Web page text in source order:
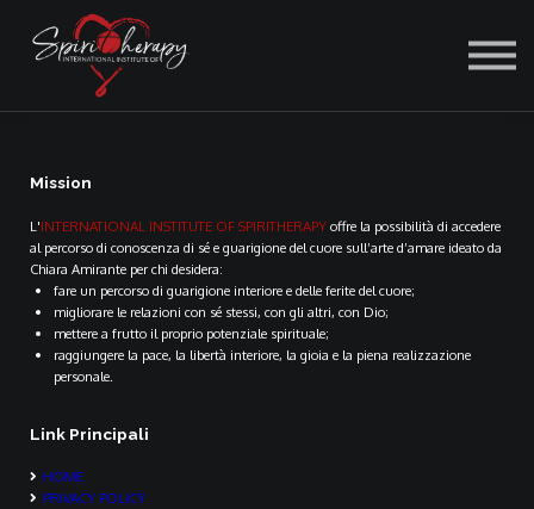
Mission
L'INTERNATIONAL INSTITUTE OF SPIRITHERAPY offre la possibilità di accedere
al percorso di conoscenza di sé e guarigione del cuore sull’arte d’amare ideato da
Chiara Amirante per chi desidera:
fare un percorso di guarigione interiore e delle ferite del cuore;
migliorare le relazioni con sé stessi, con gli altri, con Dio;
mettere a frutto il proprio potenziale spirituale;
raggiungere la pace, la libertà interiore, la gioia e la piena realizzazione
personale.
Link Principali
HOME
PRIVACY POLICY